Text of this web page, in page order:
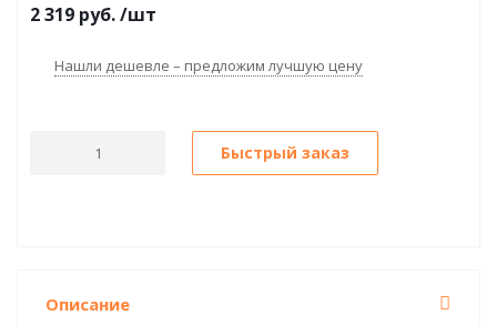
2 319 руб./шт
Нашли дешевле – предложим лучшую цену
Быстрый заказ
Описание